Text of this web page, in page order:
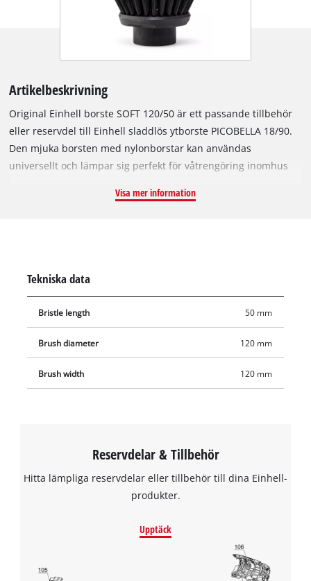
We need your consent to load the
Google Maps service!
This content is not permitted to load due
Artikelbeskrivning
Original Einhell borste SOFT 120/50 är ett passande tillbehör
eller reservdel till Einhell sladdlös ytborste PICOBELLA 18/90.
Den mjuka borsten med nylonborstar kan användas
universellt och lämpar sig perfekt för våtrengöring inomhus
– samt trädgårdsmöbler, möbler, dusch, handfat eller
ställen.
Visa mer information
Tekniska data
Bristle length 50 mm
Brush diameter 120 mm
Brush width 120 mm
Reservdelar & Tillbehör
Hitta lämpliga reservdelar eller tillbehör till dina Einhell-
produkter.
Upptäck